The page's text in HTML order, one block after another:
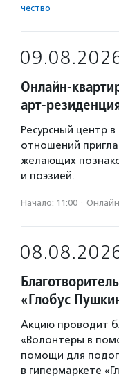
чест­во
Онлайн-
арт-
Ресурсный центр
отношений
желающих
и поэзией.
Начало: 11:00 · Онлайн
«Глобус
Акцию проводит
«Волонтеры в
помощи для
в гипермаркете